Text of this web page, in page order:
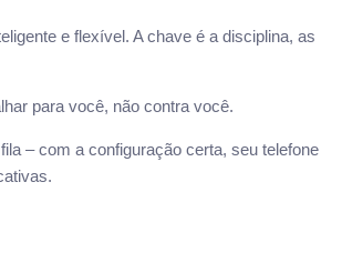
e flexível. A chave é a disciplina, as
para você, não contra você.
– com a configuração certa, seu telefone